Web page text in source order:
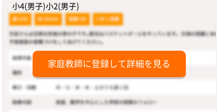
小4(男子)小2(男子)
家庭教師に登録して詳細を見る